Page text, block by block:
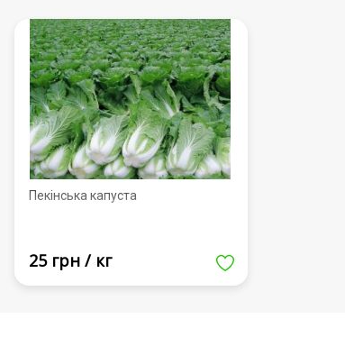
Пекінська капуста
25 грн / кг